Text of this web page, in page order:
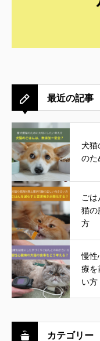
最近の記事
犬猫
のた
ご
猫の
方
慢性
療を
い方
カテゴリー